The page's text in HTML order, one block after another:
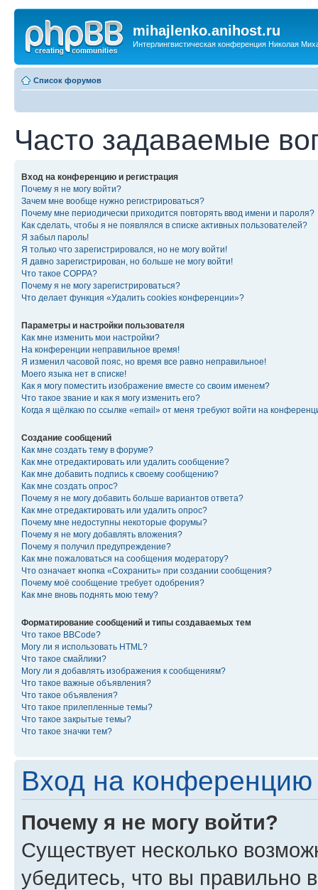
mihajlenko.anihost.ru
Интерлингвистическая конференция Николая
Список форумов
Часто задаваемые
Вход на конференцию и регистрация
Почему я не могу войти?
Зачем мне вообще нужно регистрироваться?
Почему мне периодически приходится повторять ввод имени и пароля?
Как сделать, чтобы я не появлялся в списке активных пользователей?
Я забыл пароль!
Я только что зарегистрировался, но не могу войти!
Я давно зарегистрирован, но больше не могу войти!
Что такое COPPA?
Почему я не могу зарегистрироваться?
Что делает функция «Удалить cookies конференции»?
Параметры и настройки пользователя
Как мне изменить мои настройки?
На конференции неправильное время!
Я изменил часовой пояс, но время все равно неправильное!
Моего языка нет в списке!
Как я могу поместить изображение вместе со своим именем?
Что такое звание и как я могу изменить его?
Когда я щёлкаю по ссылке «email» от меня требуют войти на
Создание сообщений
Как мне создать тему в форуме?
Как мне отредактировать или удалить сообщение?
Как мне добавить подпись к своему сообщению?
Как мне создать опрос?
Почему я не могу добавить больше вариантов ответа?
Как мне отредактировать или удалить опрос?
Почему мне недоступны некоторые форумы?
Почему я не могу добавлять вложения?
Почему я получил предупреждение?
Как мне пожаловаться на сообщения модератору?
Что означает кнопка «Сохранить» при создании сообщения?
Почему моё сообщение требует одобрения?
Как мне вновь поднять мою тему?
Форматирование сообщений и типы создаваемых тем
Что такое BBCode?
Могу ли я использовать HTML?
Что такое смайлики?
Могу ли я добавлять изображения к сообщениям?
Что такое важные объявления?
Что такое объявления?
Что такое прилепленные темы?
Что такое закрытые темы?
Что такое значки тем?
Вход на конференцию
Почему я не могу войти?
Существует несколько
убедитесь, что вы правильно